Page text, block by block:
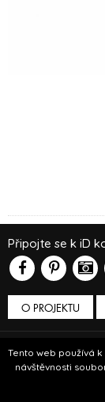
Tento web používá
návštěvnosti
O PROJEKTU
Připojte se k iD
Podmínky
© Insidecor